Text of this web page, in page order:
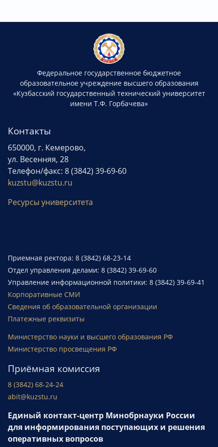
Федеральное государственное бюджетное
образовательное учреждение высшего образования
«Кузбасский государственный технический университет
имени Т.Ф. Горбачева»
Контакты
650000, г. Кемерово,
ул. Весенняя, 28
Телефон/факс: 8 (3842) 39-69-60
kuzstu@kuzstu.ru
Ресурсы университета
Приемная ректора: 8 (3842) 68-23-14
Отдел управления делами: 8 (3842) 39-69-60
Управление информационной политики: 8 (3842) 39-69-41
Корпоративные СМИ
Сведения об образовательной организации
Платежные реквизиты
Министерство науки и высшего образования РФ
Министерство просвещения РФ
Приёмная комиссия
8 (3842) 68-24-24
abit@kuzstu.ru
Единый контакт-центр Минобрнауки России
для информирования поступающих и решения
оперативных вопросов